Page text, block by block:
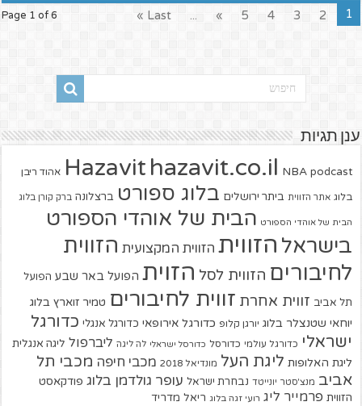
Page 1 of 6 1
2
3
4
5
»
...
Last »
ענן תגיות
Hazavit hazavit.co.il NBA podcast אהוד ריבן
בלוג אתר הזווית ביתר ירושלים בלוג ספורט ברצלונה ברק קורן בלוג
הבית של אוהדי הספורט הבית של אוהדי הספורט
בישראל הזווית הזווית המקצועית הזווית
לחיבורים הזווית לסל הזוית הפועל באר שבע הפועל
תל אביב זווית אחרת זווית לחיבורים טמיר זוארץ בלוג
יוחאי שטנצלר בלוג יורגן קלופ כדורגל אירופאי כדורגל אנגלי כדורגל
ישראלי כדורגל עולמי כדורסל כדורסל ישראלי לה ליגה ליברפול ליגה אנגלית
ליגת האלופות ליגת העל מונדיאל 2018 מכבי חיפה מכבי תל
אביב מנצ'סטר יונייטד נבחרת ישראל עופר גולדמן בלוג פודקאסט
הזווית פרמייר ליג רועי זגה בלוג ריאל מדריד